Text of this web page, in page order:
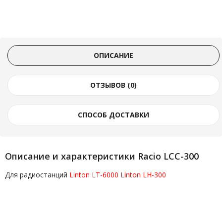
ОПИСАНИЕ
ОТЗЫВОВ (0)
СПОСОБ ДОСТАВКИ
Описание и характеристики Racio LCC-300
Для радиостанций Linton LT-6000 Linton LH-300